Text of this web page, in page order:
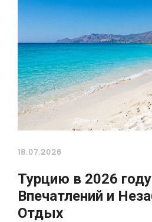
18.07.2026
Турцию в 2026
Впечатлений и
Отдых